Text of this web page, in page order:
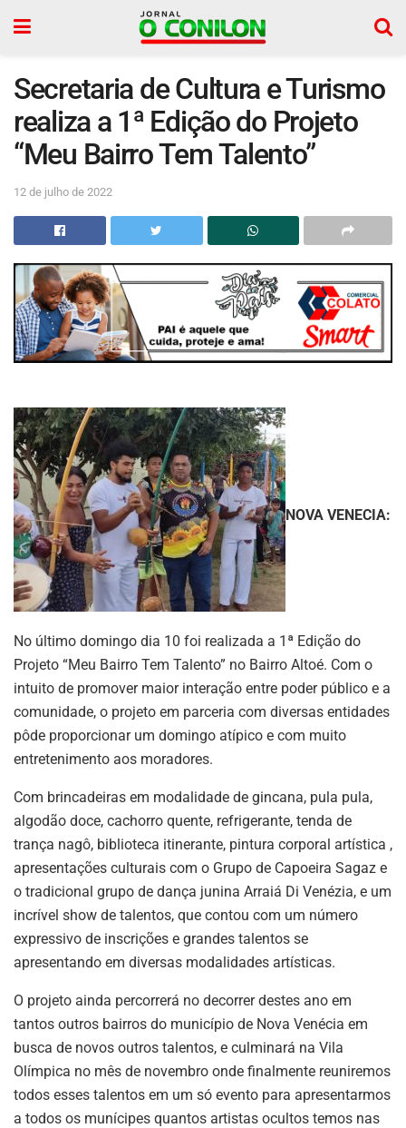
Secretaria de Cultura e Turismo
realiza a 1ª Edição do Projeto
“Meu Bairro Tem Talento”
12 de julho de 2022
NOVA VENECIA:
No último domingo dia 10 foi realizada a 1ª Edição do
Projeto “Meu Bairro Tem Talento” no Bairro Altoé. Com o
intuito de promover maior interação entre poder público e a
comunidade, o projeto em parceria com diversas entidades
pôde proporcionar um domingo atípico e com muito
entretenimento aos moradores.
Com brincadeiras em modalidade de gincana, pula pula,
algodão doce, cachorro quente, refrigerante, tenda de
trança nagô, biblioteca itinerante, pintura corporal artística ,
apresentações culturais com o Grupo de Capoeira Sagaz e
o tradicional grupo de dança junina Arraiá Di Venézia, e um
incrível show de talentos, que contou com um número
expressivo de inscrições e grandes talentos se
apresentando em diversas modalidades artísticas.
O projeto ainda percorrerá no decorrer destes ano em
tantos outros bairros do município de Nova Venécia em
busca de novos outros talentos, e culminará na Vila
Olímpica no mês de novembro onde finalmente reuniremos
todos esses talentos em um só evento para apresentarmos
a todos os munícipes quantos artistas ocultos temos nas